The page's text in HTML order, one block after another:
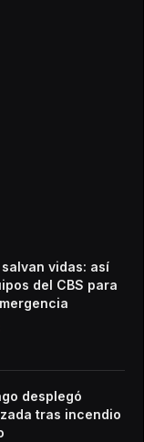
vidas: así
del CBS para
desplegó
tras incendio